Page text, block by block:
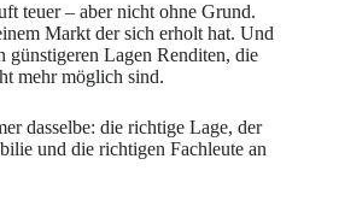
teuer – aber nicht ohne Grund.
Markt der sich erholt hat. Und
günstigeren Lagen Renditen, die
mehr möglich sind.
dasselbe: die richtige Lage, der
und die richtigen Fachleute an